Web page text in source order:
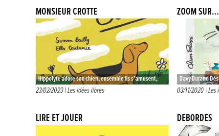
MONSIEUR CROTTE
Hippolyte adore son chien, ensemble ils s’amusent,
cuisinent, vivent des aventures, s’entraident. Bref, leur
23/02/2023 |Les idées libres
ZOOM
Davy Durand
six petits
03/11/2020 |Les
LIRE ET JOUER DÉBORDÉS